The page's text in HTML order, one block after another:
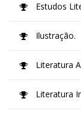
Estudos
Ilustração.
Literatura
Literatura